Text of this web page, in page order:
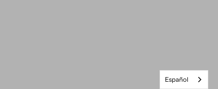
Español